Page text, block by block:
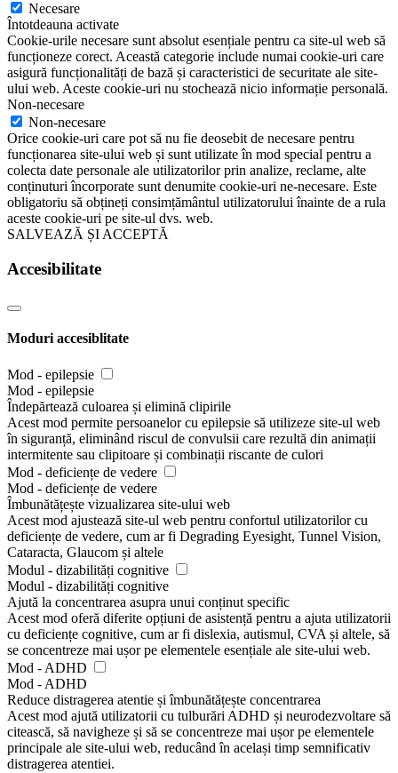
Necesare
Întotdeauna activate
Cookie-urile necesare sunt absolut esențiale pentru ca site-ul web să
funcționeze corect. Această categorie include numai cookie-uri care
asigură funcționalități de bază și caracteristici de securitate ale site-
ului web. Aceste cookie-uri nu stochează nicio informație personală.
Non-necesare
Non-necesare
Orice cookie-uri care pot să nu fie deosebit de necesare pentru
funcționarea site-ului web și sunt utilizate în mod special pentru a
colecta date personale ale utilizatorilor prin analize, reclame, alte
conținuturi încorporate sunt denumite cookie-uri ne-necesare. Este
obligatoriu să obțineți consimțământul utilizatorului înainte de a rula
aceste cookie-uri pe site-ul dvs. web.
SALVEAZĂ ȘI ACCEPTĂ
Accesibilitate
Moduri accesiblitate
Mod - epilepsie
Mod - epilepsie
Îndepărtează culoarea și elimină clipirile
Acest mod permite persoanelor cu epilepsie să utilizeze site-ul web
în siguranță, eliminând riscul de convulsii care rezultă din animații
intermitente sau clipitoare și combinații riscante de culori
Mod - deficiențe de vedere
Mod - deficiențe de vedere
Îmbunătățește vizualizarea site-ului web
Acest mod ajustează site-ul web pentru confortul utilizatorilor cu
deficiențe de vedere, cum ar fi Degrading Eyesight, Tunnel Vision,
Cataracta, Glaucom și altele
Modul - dizabilități cognitive
Modul - dizabilități cognitive
Ajută la concentrarea asupra unui conținut specific
Acest mod oferă diferite opțiuni de asistență pentru a ajuta utilizatorii
cu deficiențe cognitive, cum ar fi dislexia, autismul, CVA și altele, să
se concentreze mai ușor pe elementele esențiale ale site-ului web.
Mod - ADHD
Mod - ADHD
Reduce distragerea atentie și îmbunătățește concentrarea
Acest mod ajută utilizatorii cu tulburări ADHD și neurodezvoltare să
citească, să navigheze și să se concentreze mai ușor pe elementele
principale ale site-ului web, reducând în același timp semnificativ
distragerea atentiei.